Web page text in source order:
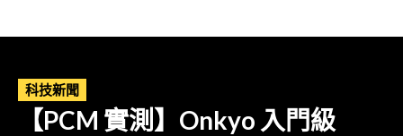
科技新聞
【PCM 實測】Onkyo 入門級